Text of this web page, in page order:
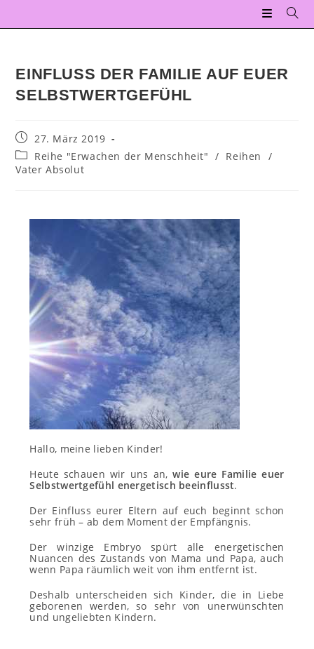
EINFLUSS DER FAMILIE AUF EUER
SELBSTWERTGEFÜHL
27. März 2019
Reihe "Erwachen der Menschheit" / Reihen
/
Vater Absolut
Hallo, meine lieben Kinder!
Heute schauen wir uns an,wie eure Familie euer
Selbstwertgefühl energetisch beeinflusst.
Der Einfluss eurer Eltern auf euch beginnt schon
sehr früh – ab dem Moment der Empfängnis.
Der winzige Embryo spürt alle energetischen
Nuancen des Zustands von Mama und Papa, auch
wenn Papa räumlich weit von ihm entfernt ist.
Deshalb unterscheiden sich Kinder, die in Liebe
geborenen werden, so sehr von unerwünschten
und ungeliebten Kindern.